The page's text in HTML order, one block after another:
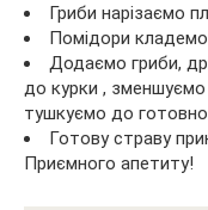
Гриби нарізаємо
Помідори
Додаємо гриби,
до курки ,
тушкуємо до
Готову страву
Приємного апетиту!